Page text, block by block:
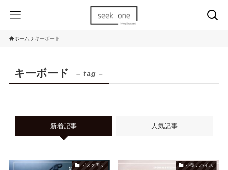
ホーム キーボード
キーボード – tag –
新着記事 人気記事
デスク周り 小型デバイス